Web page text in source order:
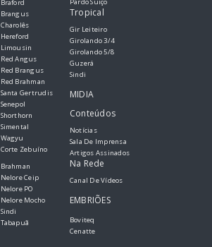
Braford
Brangus
Charolês
Hereford
Limousin
Red Angus
Red Brangus
Red Brahman
Santa Gertrudis
Senepol
Shorthorn
Simental
Wagyu
Corte Zebuíno
Brahman
Nelore Ceip
Nelore PO
Nelore Mocho
Sindi
Tabapuã
Tropical
Gir Leiteiro
Girolando 3/4
Girolando 5/8
Guzerá
Sindi
MIDIA
Conteúdos
Notícias
Sala De Imprensa
Artigos Assinados
Na Rede
Canal De Vídeos
EMBRIÕES
Boviteq
Cenatte